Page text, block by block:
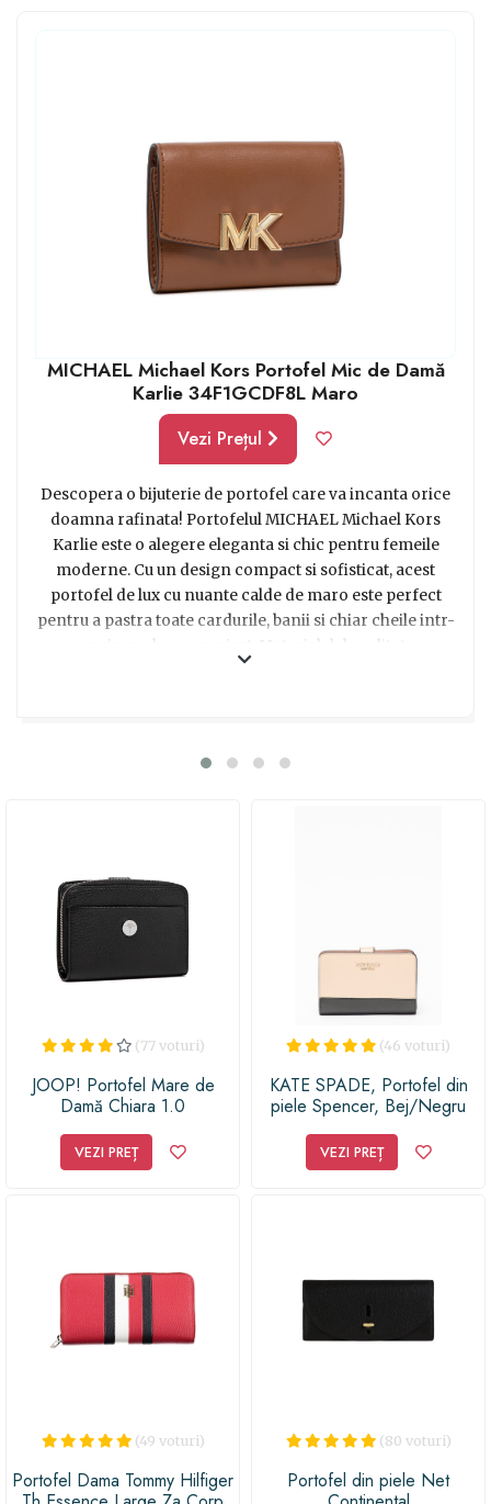
MICHAEL Michael Kors Portofel Mic de Damă
Karlie 34F1GCDF8L Maro
Vezi Prețul
Descopera o bijuterie de portofel care va incanta orice
doamna rafinata! Portofelul MICHAEL Michael Kors
Karlie este o alegere eleganta si chic pentru femeile
moderne. Cu un design compact si sofisticat, acest
portofel de lux cu nuante calde de maro este perfect
pentru a pastra toate cardurile, banii si chiar cheile intr-
un singur loc organizat. Materialul de calitate
placuta si alege acest portofel Karlie pentru a-i arata cat
(77 voturi)
JOOP! Portofel Mare de
Damă Chiara 1.0
VEZI PREȚ
(46 voturi)
KATE SPADE, Portofel din
piele Spencer, Bej/Negru
VEZI PREȚ
(49 voturi)
Portofel Dama Tommy Hilfiger
(80 voturi)
Portofel din piele Net